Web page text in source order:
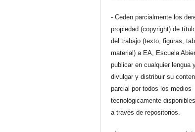
- Ceden parcialmente los
propiedad (copyright) de
del trabajo (texto, figuras,
material) a EA, Escuela
publicar en cualquier lengua
divulgar y distribuir su
parcial por todos los medios
tecnológicamente
a través de repositorios.